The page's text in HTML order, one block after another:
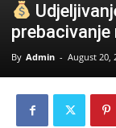
prebacivanje
By Admin - August 20,